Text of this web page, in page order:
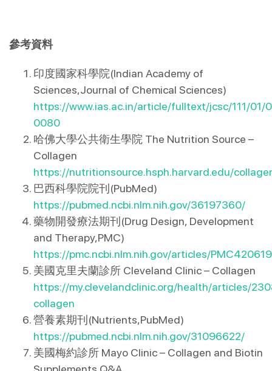
參考資料
印度國家科學院(Indian Academy of
Sciences,Journal of Chemical Sciences)
https://www.ias.ac.in/article/fulltext/jcsc/111/01/
0080
哈佛大學公共衛生學院 The Nutrition Source –
Collagen
https://nutritionsource.hsph.harvard.edu/
巴西科學院院刊(PubMed)
https://pubmed.ncbi.nlm.nih.gov/36197360/
藥物開發療法期刊(Drug Design, Development
and Therapy,PMC)
https://pmc.ncbi.nlm.nih.gov/articles/
美國克里夫蘭診所 Cleveland Clinic – Collagen
https://my.clevelandclinic.org/health/articles/
collagen
營養素期刊(Nutrients,PubMed)
https://pubmed.ncbi.nlm.nih.gov/31096622/
美國梅約診所 Mayo Clinic – Collagen and Biotin